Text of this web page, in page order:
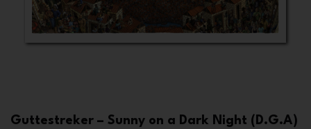
Guttestreker – Sunny on a Dark Night (D.G.A)